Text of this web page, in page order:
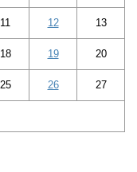
11 12 13
18 19 20
25 26 27